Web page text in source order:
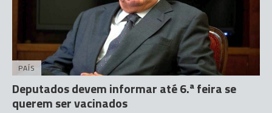
PAÍS
Deputados devem informar até 6.ª feira se
querem ser vacinados